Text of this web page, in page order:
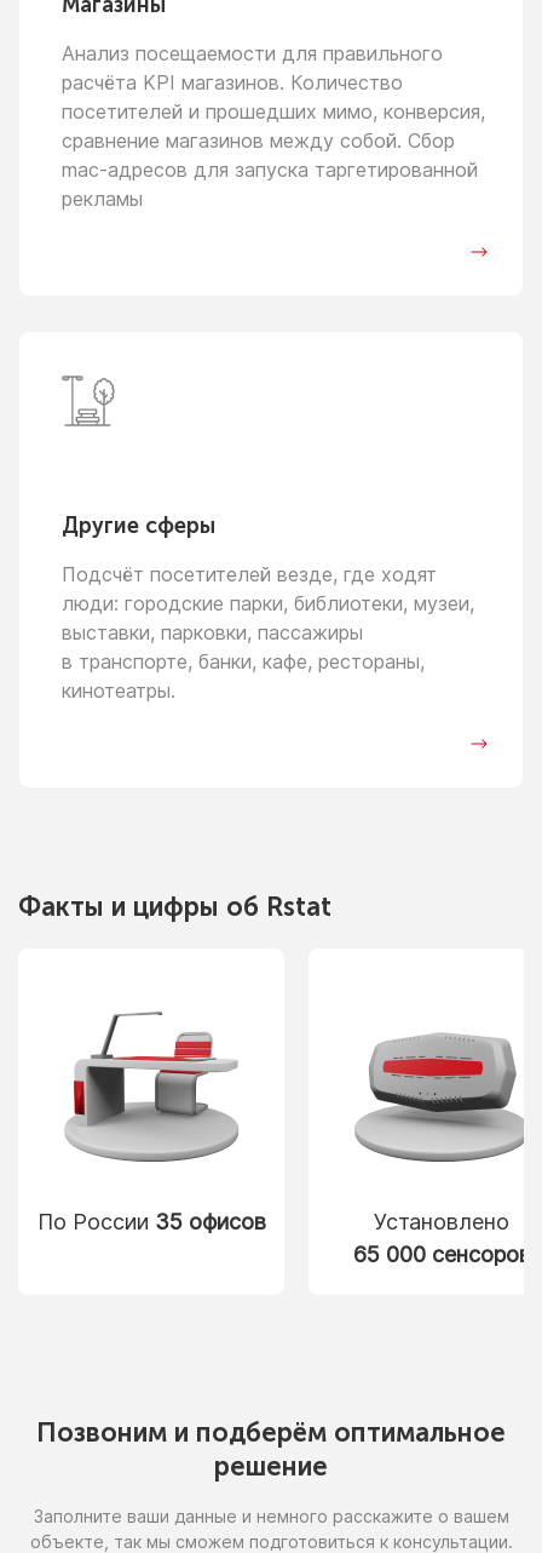
Анализ посещаемости для правильного
расчёта KPI магазинов. Количество
посетителей и прошедших мимо, конверсия,
сравнение магазинов между собой. Сбор
mac-адресов для запуска таргетированной
рекламы
Другие сферы
Подсчёт посетителей везде, где ходят
люди: городские парки, библиотеки, музеи,
выставки, парковки, пассажиры
в транспорте, банки, кафе, рестораны,
кинотеатры.
Факты и цифры об Rstat
По России 35 офисов
Установлено
65 000 сенсоров
Позвоним и подберём оптимальное
решение
Заполните ваши данные и немного расскажите о вашем
объекте, так мы сможем подготовиться к консультации.